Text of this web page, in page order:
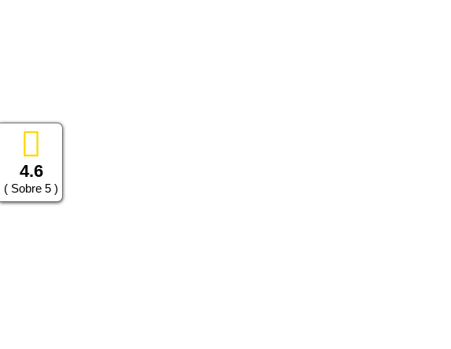
4.6
( Sobre 5 )